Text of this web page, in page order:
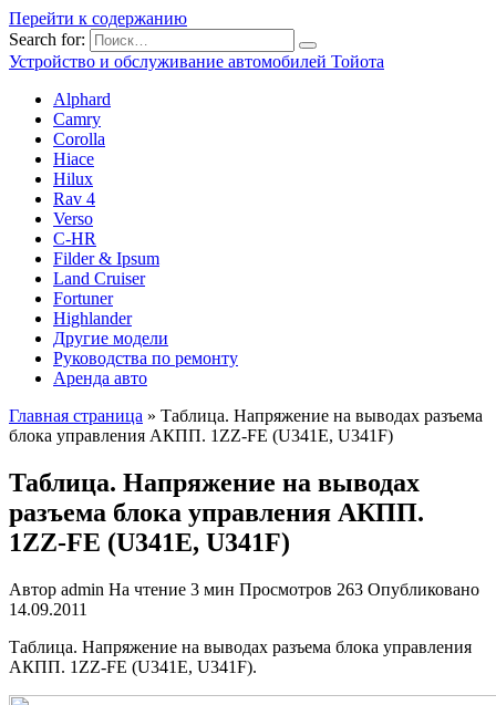
Перейти к содержанию
Search for:
Устройство и обслуживание автомобилей Тойота
Alphard
Camry
Corolla
Hiace
Hilux
Rav 4
Verso
C-HR
Filder & Ipsum
Land Cruiser
Fortuner
Highlander
Другие модели
Руководства по ремонту
Аренда авто
Главная страница » Таблица. Напряжение на выводах разъема
блока управления АКПП. 1ZZ-FE (U341E, U341F)
Таблица. Напряжение на выводах
разъема блока управления АКПП.
1ZZ-FE (U341E, U341F)
Автор admin На чтение 3 мин Просмотров 263 Опубликовано
14.09.2011
Таблица. Напряжение на выводах разъема блока управления
АКПП. 1ZZ-FE (U341E, U341F).